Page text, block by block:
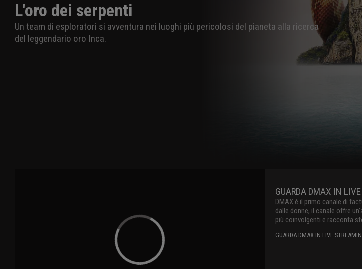
L'oro dei serpenti
Un team di esploratori si avventura nei luoghi più pericolosi del pianeta alla ricerca
del leggendario oro Inca.
GUARDA DMAX IN
DMAX è il primo canale di
dalle donne, il canale offre
più coinvolgenti e racconta
show internazionali e
GUARDA DMAX IN LIVE